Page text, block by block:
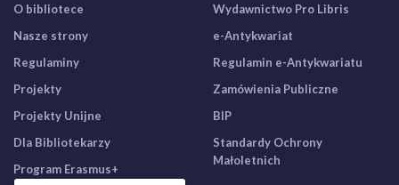
O bibliotece
Nasze strony
Regulaminy
Projekty
Projekty Unijne
Dla Bibliotekarzy
Program Erasmus+
Wydawnictwo Pro Libris
e-Antykwariat
Regulamin e-Antykwariatu
Zamówienia Publiczne
BIP
Standardy Ochrony
Małoletnich